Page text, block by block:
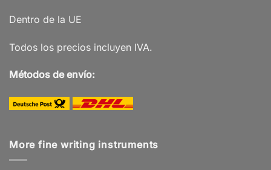
Dentro de la UE
Todos los precios incluyen IVA.
Métodos de envío:
More fine writing instruments